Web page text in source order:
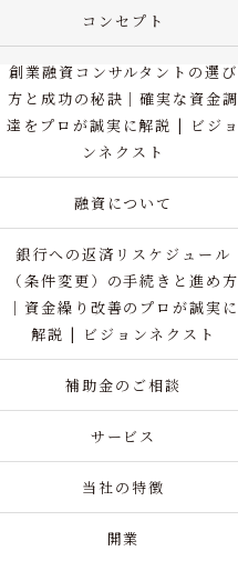
コンセプト
創業融資コンサルタントの選び
方と成功の秘訣｜確実な資金調
達をプロが誠実に解説 | ビジョ
ンネクスト
融資について
銀行への返済リスケジュール
（条件変更）の手続きと進め方
｜資金繰り改善のプロが誠実に
解説 | ビジョンネクスト
補助金のご相談
サービス
当社の特徴
開業